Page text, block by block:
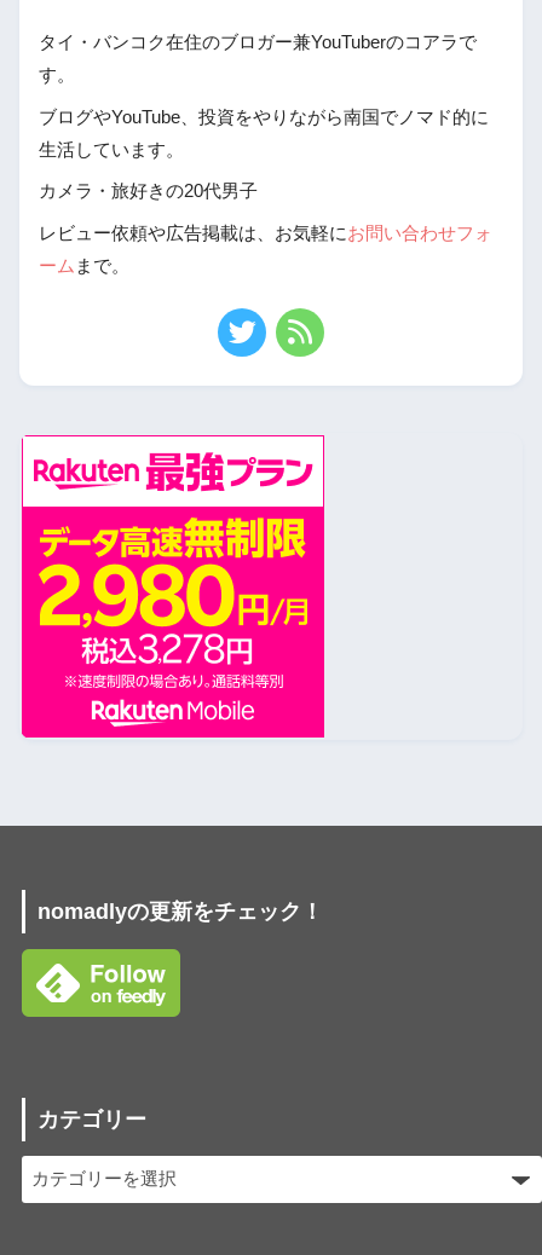
タイ・バンコク在住のブロガー兼YouTuberのコアラで
す。
ブログやYouTube、投資をやりながら南国でノマド的に
生活しています。
カメラ・旅好きの20代男子
レビュー依頼や広告掲載は、お気軽にお問い合わせフォ
ーム まで。
nomadlyの更新をチェック！
カテゴリー